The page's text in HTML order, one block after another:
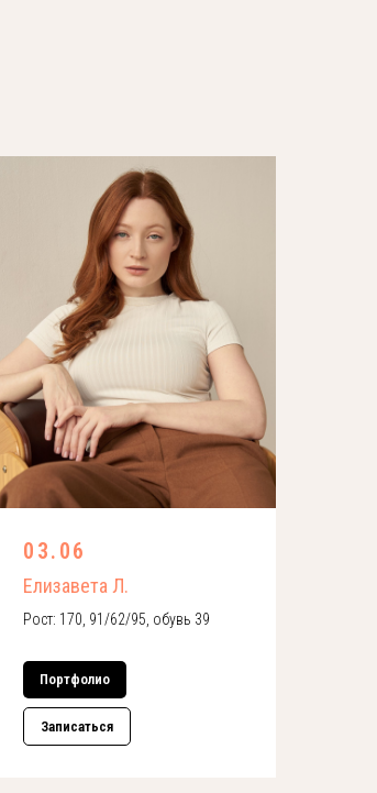
03.06
Елизавета Л.
Рост: 170, 91/62/95, обувь 39
Портфолио
Записаться